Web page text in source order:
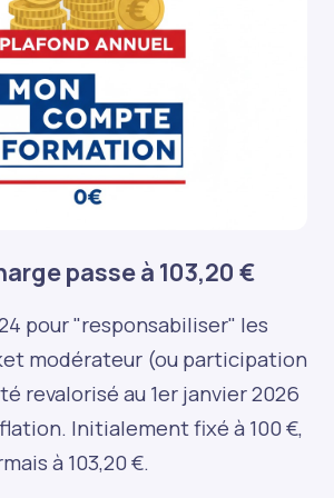
passe à 103,20 €
pour "responsabiliser" les
modérateur (ou participation
revalorisé au 1er janvier 2026
Initialement fixé à 100 €,
à 103,20 €.